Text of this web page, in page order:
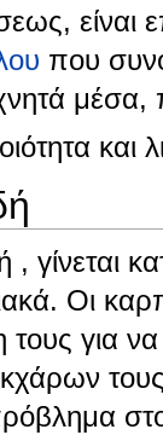
είναι
που
και
γίνεται
Οι
για
τους